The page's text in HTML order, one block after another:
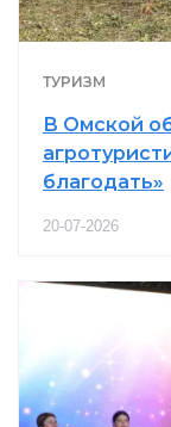
ТУРИЗМ
В Омской
благодать»
20-07-2026